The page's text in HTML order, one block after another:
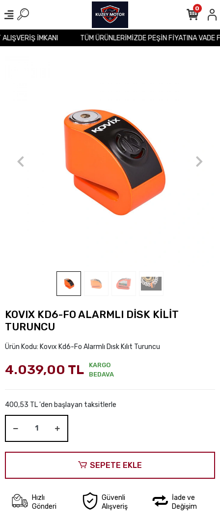
İMKANI TÜM ÜRÜNLERİMİZDE PEŞİN FİYATINA
0
KOVIX KD6-FO ALARMLI DİSK KİLİT
TURUNCU
Ürün Kodu: Kovıx Kd6-Fo Alarmlı Dısk Kılıt Turuncu
4.039,00 TL
KARGO
BEDAVA
400,53 TL 'den başlayan taksitlerle
SEPETE EKLE
Hızlı
Gönderi
Güvenli
Alışveriş
İade ve
Değişim